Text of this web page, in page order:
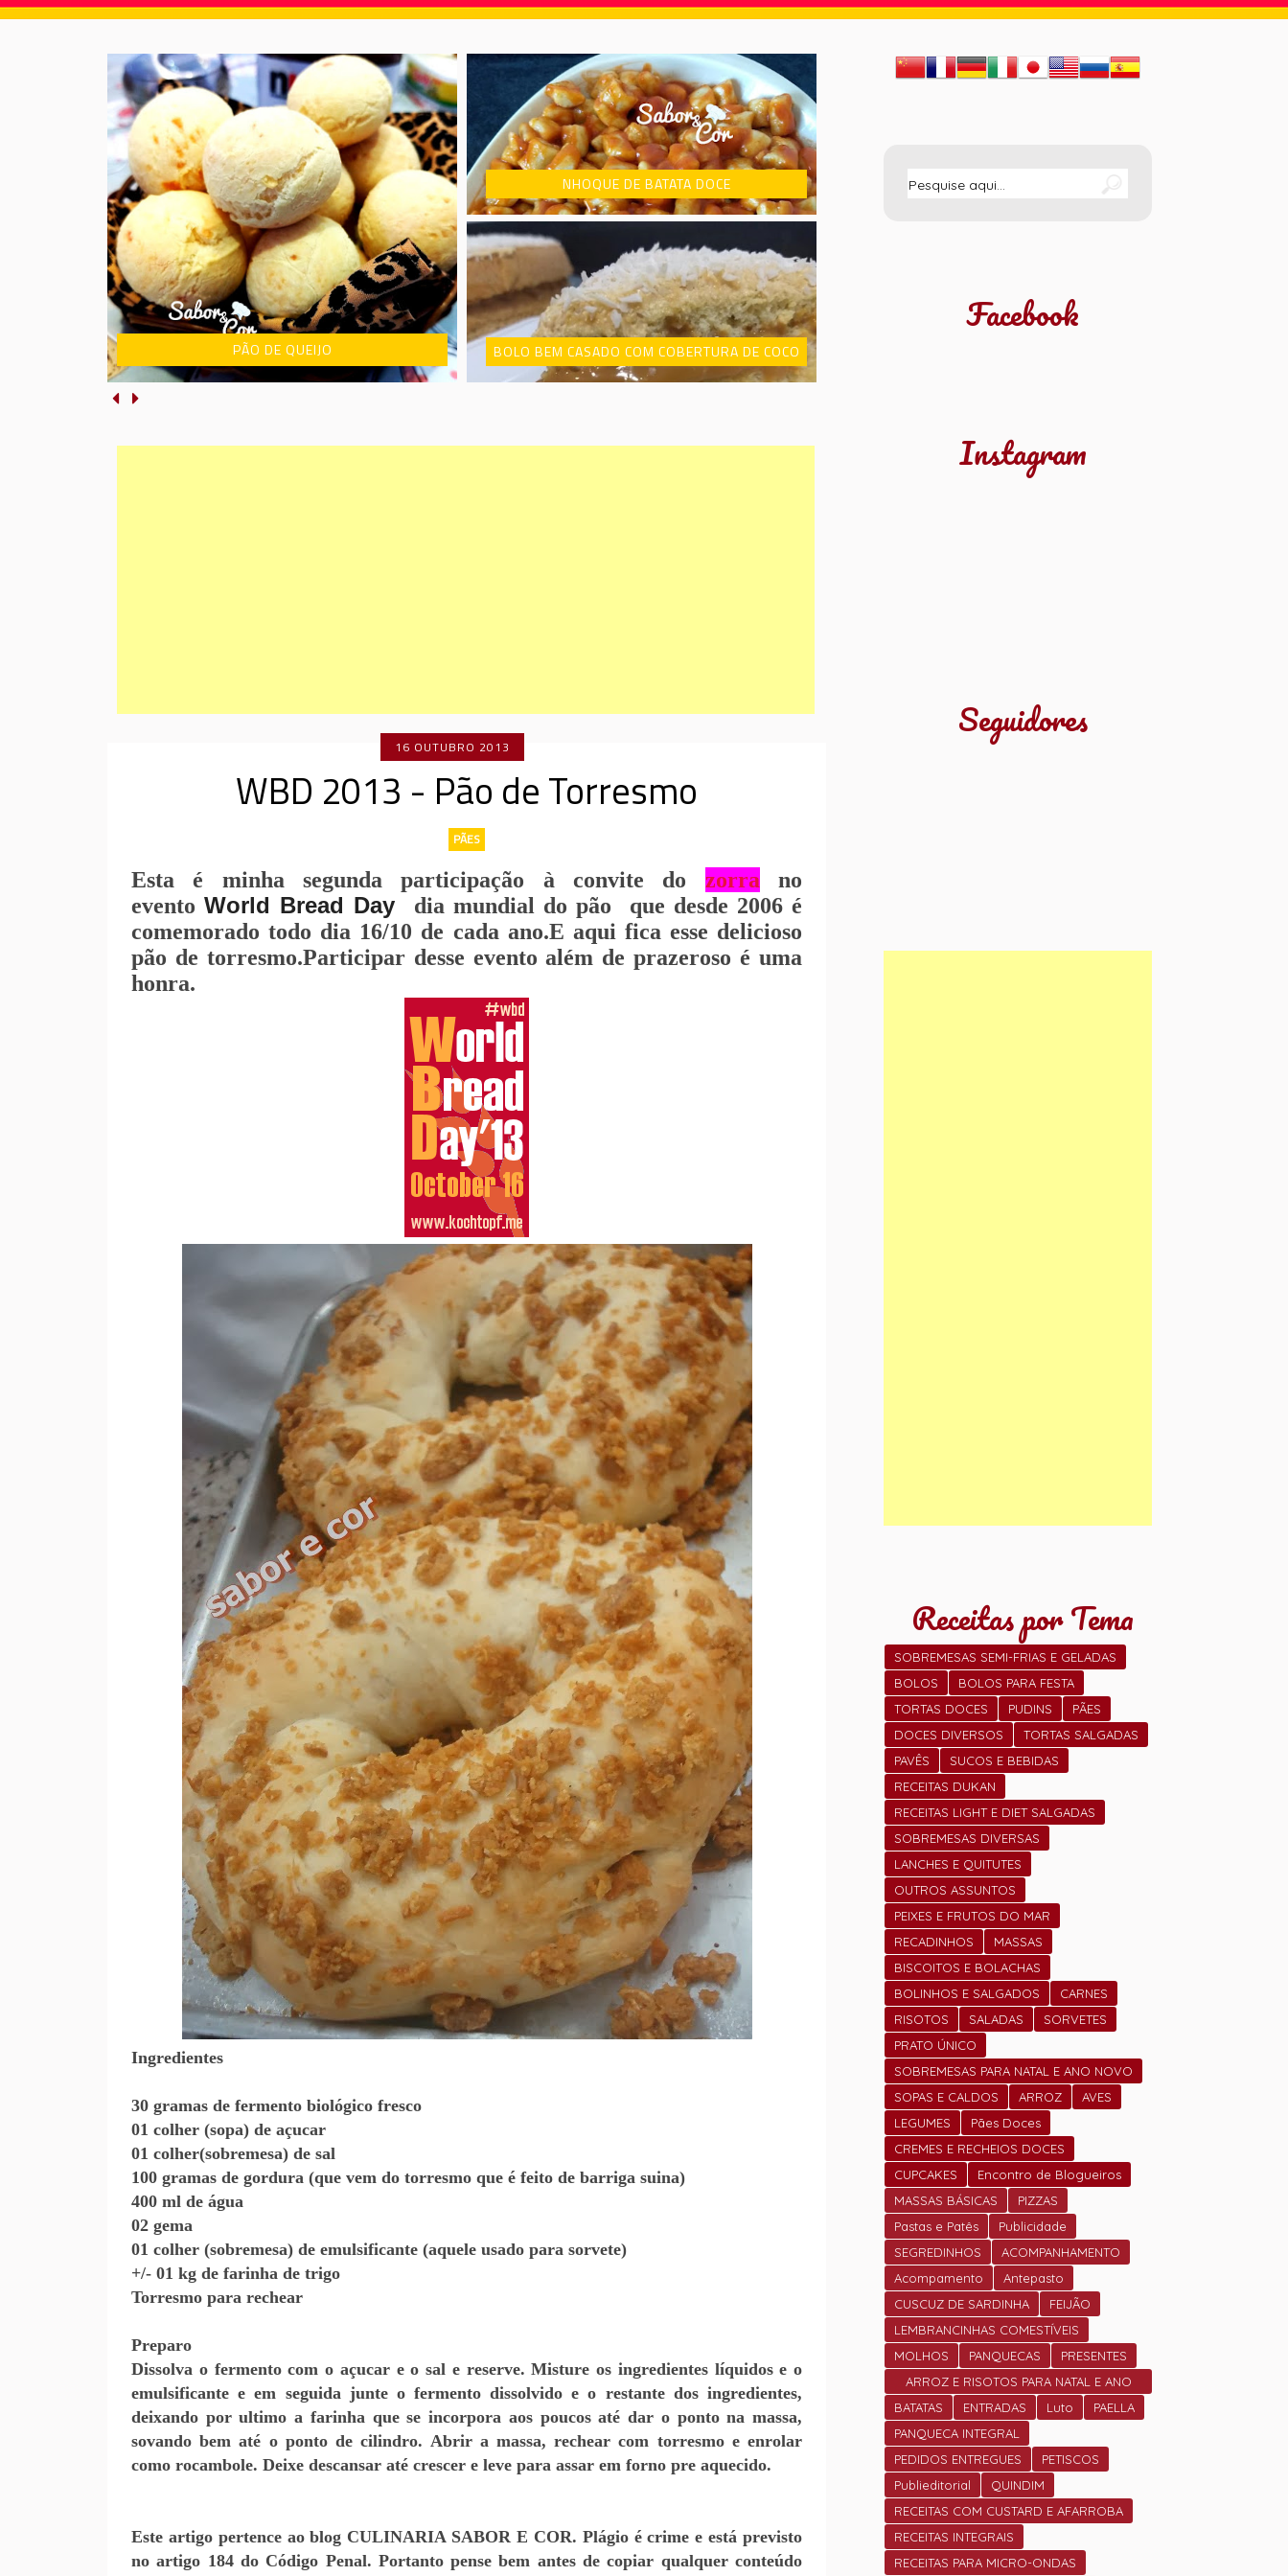
NHOQUE DE BATATA DOCE
BOLO BEM CASADO COM COBERTURA DE COCO
PUDIM DE PISTACHE
16 OUTUBRO 2013
WBD 2013 - Pão de Torresmo
PÃES
Esta é minha segunda participação à convite do zorra
no
eventoWorld Bread Day
dia mundial do pão que desde 2006 é
comemorado todo dia 16/10 de cada ano.E aqui fica esse delicioso
pão de torresmo.Participar desse evento além de prazeroso é uma
honra.
Ingredientes
30 gramas de fermento biológico fresco
01 colher (sopa) de açucar
01 colher(sobremesa) de sal
100 gramas de gordura (que vem do torresmo que é feito de barriga suina)
400 ml de água
02 gema
01 colher (sobremesa) de emulsificante (aquele usado para sorvete)
+/- 01 kg de farinha de trigo
Torresmo para rechear
Preparo
Dissolva o fermento com o açucar e o sal e reserve. Misture os ingredientes líquidos e o
emulsificante e em seguida junte o fermento dissolvido e o restante dos ingredientes,
deixando por ultimo a farinha que se incorpora aos poucos até dar o ponto na massa,
sovando bem até o ponto de cilindro. Abrir a massa, rechear com torresmo e enrolar
como rocambole. Deixe descansar até crescer e leve para assar em forno pre aquecido.
Este artigo pertence ao blog CULINARIA SABOR E COR. Plágio é crime e está previsto
no artigo 184 do Código Penal. Portanto pense bem antes de copiar qualquer conteúdo
Facebook
Instagram
Seguidores
Receitas por Tema
SOBREMESAS SEMI-FRIAS E GELADAS
BOLOS
BOLOS PARA FESTA
TORTAS DOCES
PUDINS
PÃES
DOCES DIVERSOS
TORTAS SALGADAS
PAVÊS
SUCOS E BEBIDAS
RECEITAS DUKAN
RECEITAS LIGHT E DIET SALGADAS
SOBREMESAS DIVERSAS
LANCHES E QUITUTES
OUTROS ASSUNTOS
PEIXES E FRUTOS DO MAR
RECADINHOS
MASSAS
BISCOITOS E BOLACHAS
BOLINHOS E SALGADOS
CARNES
RISOTOS
SALADAS
SORVETES
PRATO ÚNICO
SOBREMESAS PARA NATAL E ANO NOVO
SOPAS E CALDOS
ARROZ
AVES
LEGUMES
Pães Doces
CREMES E RECHEIOS DOCES
CUPCAKES
Encontro de Blogueiros
MASSAS BÁSICAS
PIZZAS
Pastas e Patês
Publicidade
SEGREDINHOS
ACOMPANHAMENTO
Acompamento
Antepasto
CUSCUZ DE SARDINHA
FEIJÃO
LEMBRANCINHAS COMESTÍVEIS
MOLHOS
PANQUECAS
PRESENTES
ARROZ E RISOTOS PARA NATAL E ANO
NOVO
BATATAS ENTRADAS Luto
PAELLA
PANQUECA INTEGRAL
PEDIDOS ENTREGUES
PETISCOS
Publieditorial
QUINDIM
RECEITAS COM CUSTARD E AFARROBA
RECEITAS INTEGRAIS
RECEITAS PARA MICRO-ONDAS